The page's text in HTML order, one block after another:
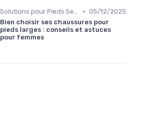
Solutions pour Pieds Sensibles • 05/12/2025
Bien choisir ses chaussures pour
pieds larges : conseils et astuces
pour femmes